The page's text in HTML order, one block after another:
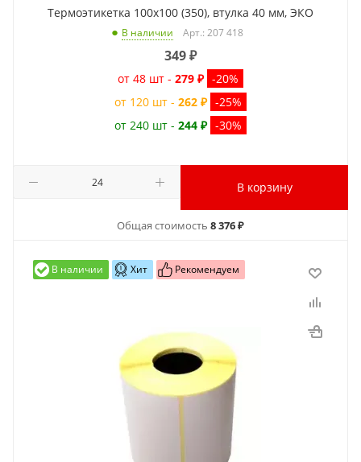
Термоэтикетка 100x100 (350), втулка 40 мм, ЭКО
В наличии Арт.: 207 418
349₽
от 48 шт - 279 ₽ -20%
от 120 шт - 262 ₽ -25%
от 240 шт - 244 ₽ -30%
В корзину
Общая стоимость 8 376 ₽
В наличии Хит Рекомендуем